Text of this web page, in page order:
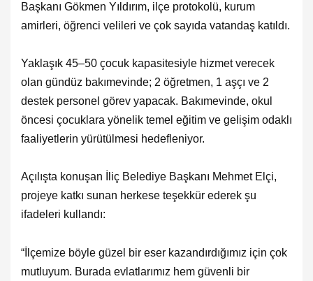
Başkanı Gökmen Yıldırım, ilçe protokolü, kurum
amirleri, öğrenci velileri ve çok sayıda vatandaş katıldı.
Yaklaşık 45–50 çocuk kapasitesiyle hizmet verecek
olan gündüz bakımevinde; 2 öğretmen, 1 aşçı ve 2
destek personel görev yapacak. Bakımevinde, okul
öncesi çocuklara yönelik temel eğitim ve gelişim odaklı
faaliyetlerin yürütülmesi hedefleniyor.
Açılışta konuşan İliç Belediye Başkanı Mehmet Elçi,
projeye katkı sunan herkese teşekkür ederek şu
ifadeleri kullandı:
“İlçemize böyle güzel bir eser kazandırdığımız için çok
mutluyum. Burada evlatlarımız hem güvenli bir